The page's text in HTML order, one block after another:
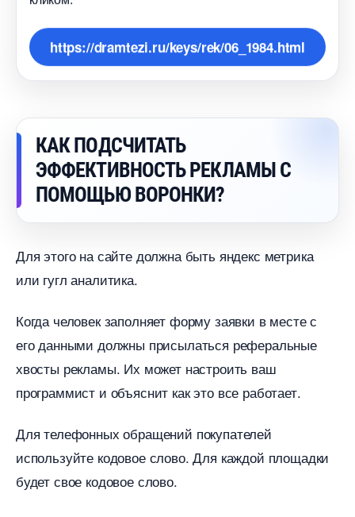
https://dramtezi.ru/keys/rek/06_1984.html
КАК ПОДСЧИТАТЬ
ЭФФЕКТИВНОСТЬ РЕКЛАМЫ С
ПОМОЩЬЮ ВОРОНКИ?
Для этого на сайте должна быть яндекс метрика
или гугл аналитика.
Когда человек заполняет форму заявки в месте с
его данными должны присылаться реферальные
хвосты рекламы. Их может настроить ваш
программист и объяснит как это все работает.
Для телефонных обращений покупателей
используйте кодовое слово. Для каждой площадки
удет свое кодовое слово.